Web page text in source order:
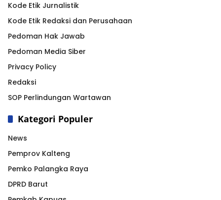
Kode Etik Jurnalistik
Kode Etik Redaksi dan Perusahaan
Pedoman Hak Jawab
Pedoman Media Siber
Privacy Policy
Redaksi
SOP Perlindungan Wartawan
Kategori Populer
News
Pemprov Kalteng
Pemko Palangka Raya
DPRD Barut